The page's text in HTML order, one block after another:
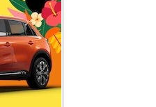
expozície Sakrálne
čias, Oratórium a
a Archeologickú
naďalej pokračuje a
pripomenula Jurčová.